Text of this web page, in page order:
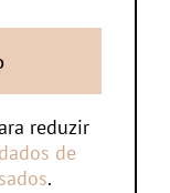
reduzir
de
.